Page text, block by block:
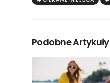
Podobne Artykuły